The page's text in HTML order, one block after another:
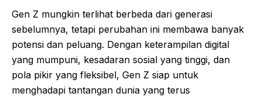
Gen Z mungkin terlihat berbeda dari generasi
sebelumnya, tetapi perubahan ini membawa banyak
potensi dan peluang. Dengan keterampilan digital
yang mumpuni, kesadaran sosial yang tinggi, dan
pola pikir yang fleksibel, Gen Z siap untuk
menghadapi tantangan dunia yang terus